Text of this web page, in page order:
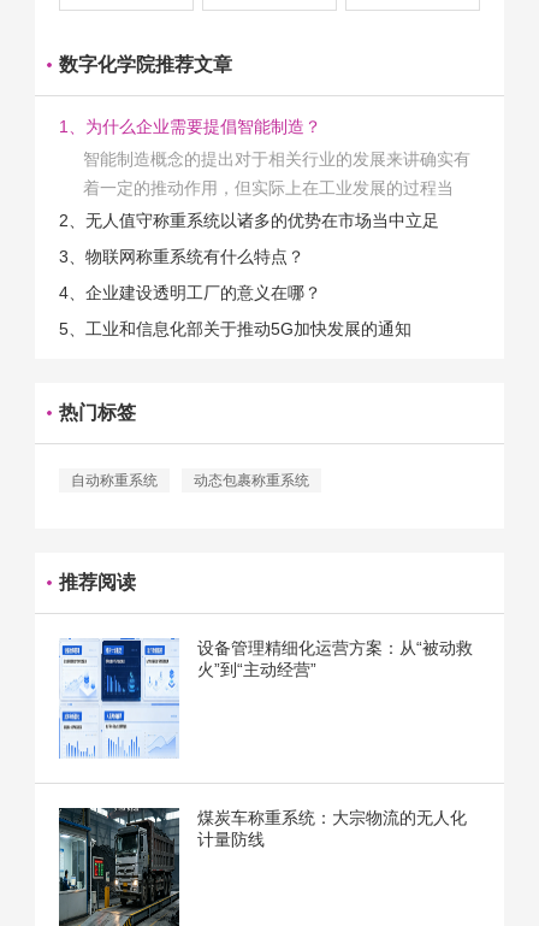
数字化学院推荐文章
1、为什么企业需要提倡智能制造？
智能制造概念的提出对于相关行业的发展来讲确实有
着一定的推动作用，但实际上在工业发展的过程当
中，能够推动相关产业发展的具体结束是非常的多
的。那么为什么企业一定需要...
2、无人值守称重系统以诸多的优势在市场当中立足
3、物联网称重系统有什么特点？
4、企业建设透明工厂的意义在哪？
5、工业和信息化部关于推动5G加快发展的通知
热门标签
自动称重系统 动态包裹称重系统
推荐阅读
设备管理精细化运营方案：从“被动救
火”到“主动经营”
煤炭车称重系统：大宗物流的无人化
计量防线